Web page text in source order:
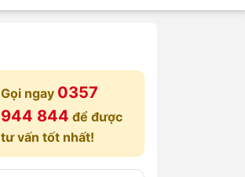
Gọi ngay 0357
944 844 để được
tư vấn tốt nhất!